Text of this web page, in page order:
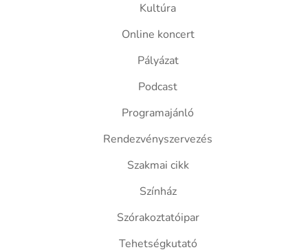
Kultúra
Online koncert
Pályázat
Podcast
Programajánló
Rendezvényszervezés
Szakmai cikk
Színház
Szórakoztatóipar
Tehetségkutató